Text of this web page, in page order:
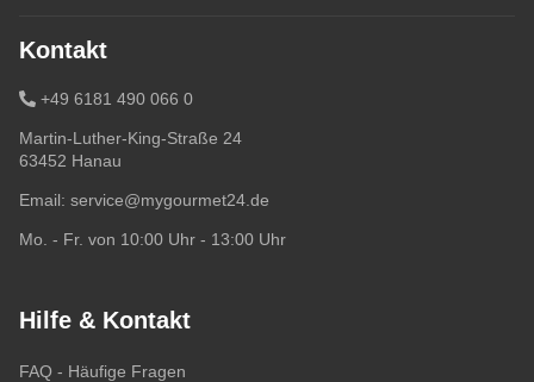
Kontakt
+49 6181 490 066 0
Martin-Luther-King-Straße 24
63452 Hanau
Email: service@mygourmet24.de
Mo. - Fr. von 10:00 Uhr - 13:00 Uhr
Hilfe & Kontakt
FAQ - Häufige Fragen